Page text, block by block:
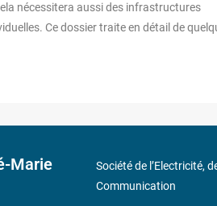
nécessitera aussi des infrastructures
Ce dossier traite en détail de
Marie
Société de l’Electricité,
Communication